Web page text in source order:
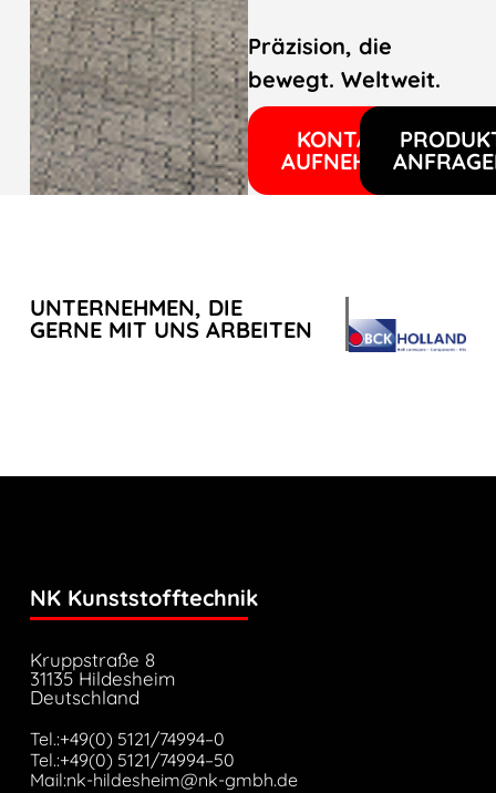
Präzision, die
bewegt. Weltweit.
KONTAKT
AUFNEHMEN
UNTERNEHMEN, DIE
GERNE MIT UNS ARBEITEN
NK Kunststofftechnik
Kruppstraße 8
31135 Hildesheim
Deutschland
Tel.:+49(0) 5121/74994–0
Tel.:+49(0) 5121/74994–50
Mail:nk-hildesheim@nk-gmbh.de